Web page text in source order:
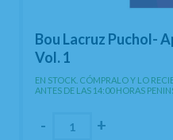
Bou Lacruz Puchol-
Vol. 1
EN STOCK. CÓMPRALO Y LO
ANTES DE LAS 14:00 HORAS
- +